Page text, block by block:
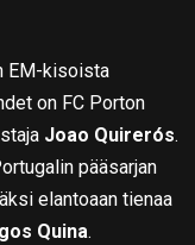
EM-kisoista
on FC Porton
Joao Quirerós.
pääsarjan
elantoaan tienaa
Quina.